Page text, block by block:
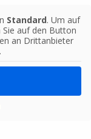
Standard. Um auf
Sie auf den Button
an Drittanbieter